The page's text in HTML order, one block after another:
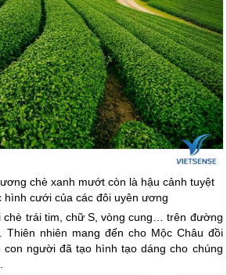
chè xanh mướt còn là hậu cảnh tuyệt
hình cưới của các đôi uyên ương
chè trái tim, chữ S, vòng cung… trên đường
Thiên nhiên mang đến cho Mộc Châu đồi
con người đã tạo hình tạo dáng cho chúng